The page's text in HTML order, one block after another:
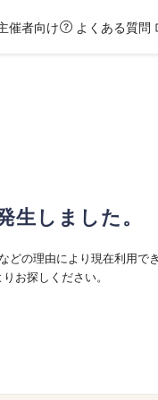
催者向け よくある質問
生しました。
どの理由により現在利用でき
お探しください。